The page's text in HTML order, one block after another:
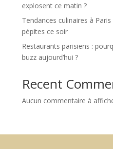
explosent ce matin ?
Tendances culinaires à
pépites ce soir
Restaurants parisiens :
buzz aujourd’hui ?
Recent
Aucun commentaire à